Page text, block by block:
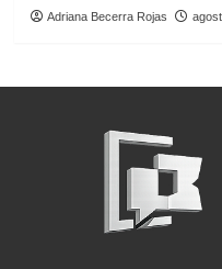
Adriana Becerra Rojas